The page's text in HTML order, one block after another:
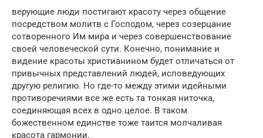
верующие люди постигают красоту через общение
посредством молитв с Господом, через созерцание
сотворенного Им мира и через совершенствование
своей человеческой сути. Конечно, понимание и
видение красоты христианином будет отличаться от
привычных представлений людей, исповедующих
другую религию. Но где-то между этими идейными
противоречиями все же есть та тонкая ниточка,
соединяющая всех в одно целое. В таком
божественном единстве тоже таится молчаливая
красота гармонии.